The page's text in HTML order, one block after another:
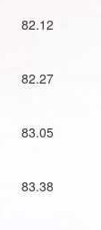
82.12
82.27
83.05
83.38